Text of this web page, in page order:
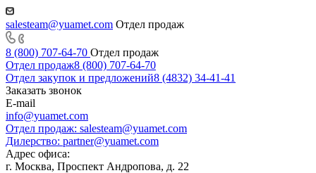
salesteam@yuamet.com Отдел продаж
8 (800) 707-64-70 Отдел продаж
Отдел продаж8 (800) 707-64-70
Отдел закупок и предложений8 (4832) 34-41-41
Заказать звонок
E-mail
info@yuamet.com
Отдел продаж: salesteam@yuamet.com
Дилерство: partner@yuamet.com
Адрес офиса:
г. Москва, Проспект Андропова, д. 22